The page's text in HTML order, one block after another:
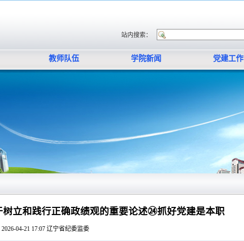
站内搜索：
教师队伍 学院新闻 党建工作
立和践行正确政绩观的重要论述㉔抓好党建是本职
2026-04-21 17:07 辽宁省纪委监委